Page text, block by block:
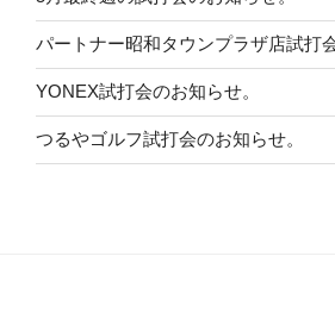
パートナー昭和タウンプラザ店試打
YONEX試打会のお知らせ。
つるやゴルフ試打会のお知らせ。